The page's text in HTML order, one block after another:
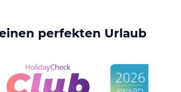
perfekten Urlaub